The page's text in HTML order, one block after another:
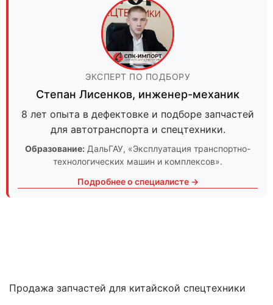
ЭКСПЕРТ ПО ПОДБОРУ
Степан Лисенков, инженер-механик
8 лет опыта в дефектовке и подборе запчастей
для автотранспорта и спецтехники.
Образование: ДальГАУ, «Эксплуатация транспортно-
технологических машин и комплексов».
Подробнее о специалисте →
Продажа запчастей для китайской спецтехники